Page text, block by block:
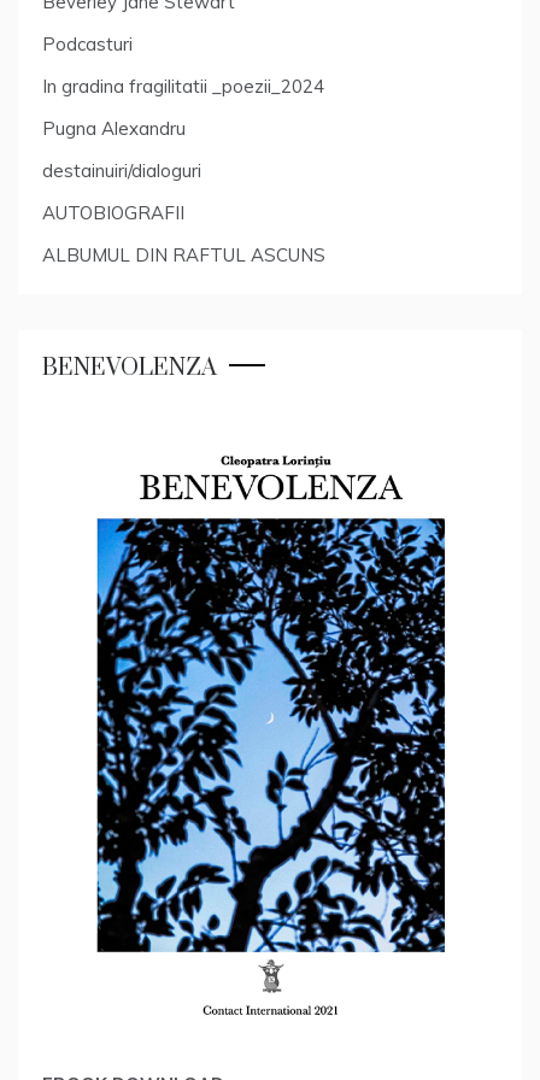
Podcasturi
In gradina fragilitatii _poezii_2024
Pugna Alexandru
destainuiri/dialoguri
AUTOBIOGRAFII
ALBUMUL DIN RAFTUL ASCUNS
BENEVOLENZA